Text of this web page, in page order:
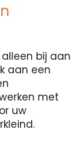
bij aan
aan een
met
uw